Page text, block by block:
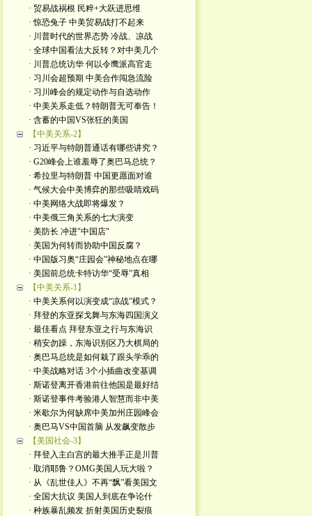
· 贸易战祸根 民粹+大跃进思维
· 惊恐兔子 中美贸易战打不起来
· 川普时代的世界态势 冷战、凉战
· 全球中国看法大反转？对中美几个
· 川普总统访华 何以令鹰派高官走
· 习川会超预期 中美合作闯急流险
· 习川峰会的规定动作与自选动作
· 中美关系走低？特朗普无可奉告！
· 含蓄的中国VS张狂的美国
【中美关系-2】
· 习近平与特朗普通话有哪些讲究？
· G20峰会上谁羞辱了奥巴马总统？
· 希拉里与特朗普 中国更愿面对谁
· 气候大会中美博弈的那些吸睛戏码
· 中美网络大战即将爆发？
· 中美俄三角关系的七大演变
· 美防长 冲进"中国店"
· 美国为何转而协助中国反腐？
· 中国版习奥“庄园会”神秘地点在哪
· 美国前总统卡特访华“受辱”真相
【中美关系-1】
· 中美关系何以演变成“凉战”模式？
· 拜登的东亚探戈舞与东海四国演义
· 最佳看点 拜登东亚之行与东海识
· 稍安勿躁，东海识别区乃大棋局的
· 奥巴马总统是如何栽了跟头学乖的
· 中美战略对话 3个小插曲改变基调
· 斯诺登离开香港前往他国是最好结
· 斯诺登事件考验港人智慧而非中美
· 米歇尔为何缺席中美加州庄园峰会
· 奥巴马VS中国首脑 从发飙变散步
【美国社会-3】
· 拜登入主白宫的最大推手正是川普
· 取消耶鲁？OMG美国人玩大啦？
· 从《乱世佳人》不再“飘”看美国文
· 全国大抗议 美国人到底在争论什
· 种族暴乱频发 折射美国历史裂痕